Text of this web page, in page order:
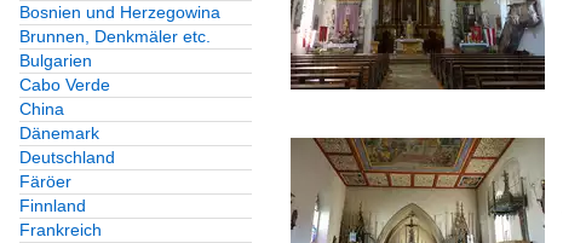
Bosnien und Herzegowina
Brunnen, Denkmäler etc.
Bulgarien
Cabo Verde
China
Dänemark
Deutschland
Färöer
Finnland
Frankreich